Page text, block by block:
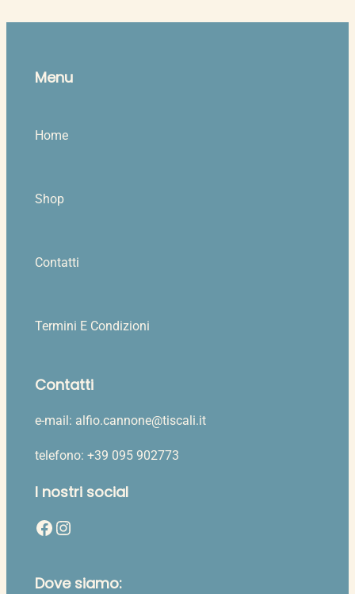
Menu
Home
Shop
Contatti
Termini E Condizioni
Contatti
e-mail: alfio.cannone@tiscali.it
telefono: +39 095 902773
I nostri social
Facebook Instagram
Dove siamo: